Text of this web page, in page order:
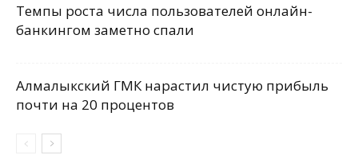
Темпы роста числа пользователей онлайн-
банкингом заметно спали
Алмалыкский ГМК нарастил чистую прибыль
почти на 20 процентов